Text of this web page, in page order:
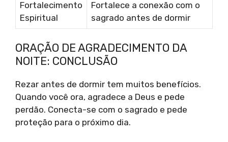
Fortalecimento
Espiritual
Fortalece a conexão com o
sagrado antes de dormir
ORAÇÃO DE AGRADECIMENTO DA
NOITE: CONCLUSÃO
Rezar antes de dormir tem muitos benefícios.
Quando você ora, agradece a Deus e pede
perdão. Conecta-se com o sagrado e pede
proteção para o próximo dia.